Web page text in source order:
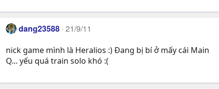
dang23588 21/9/11
nick game mình là Heralios :) Đang bị bí ở mấy cái Main
Q... yếu quá train solo khó :(